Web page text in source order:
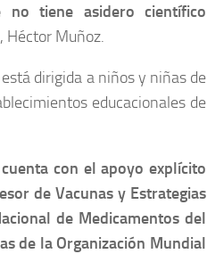
tiene asidero científico
Héctor Muñoz.
dirigida a niños y niñas de
educacionales de
con el apoyo explícito
de Vacunas y Estrategias
de Medicamentos del
de la Organización Mundial